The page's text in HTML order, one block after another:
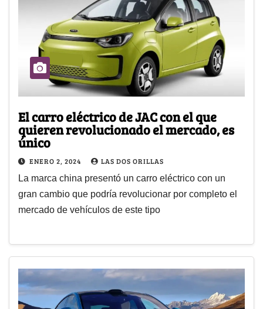
El carro eléctrico de JAC con el que
quieren revolucionado el mercado, es
único
ENERO 2, 2024 LAS DOS ORILLAS
La marca china presentó un carro eléctrico con un
gran cambio que podría revolucionar por completo el
mercado de vehículos de este tipo